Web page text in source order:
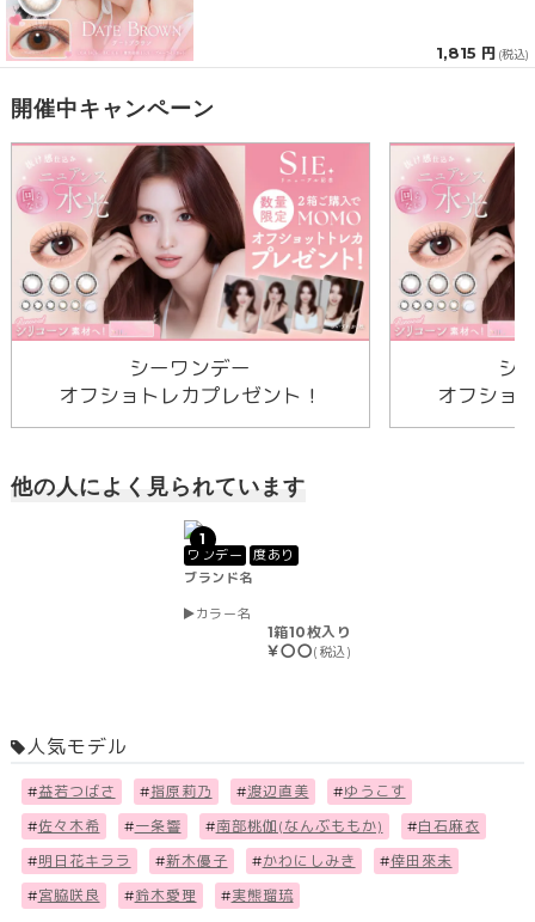
1,815 円 (税込)
開催中キャンペーン
シーワンデー
オフショトレカプレゼント！
シ
オフショ
他の人によく見られています
1
ワンデー
度あり
ブランド名
カラー名
1箱10枚入り
￥〇〇(税込)
人気モデル
#益若つばさ #指原莉乃 #渡辺直美 #ゆうこす
#佐々木希 #一条響 #南部桃伽(なんぶももか) #白石麻衣
#明日花キララ #新木優子 #かわにしみき #倖田來未
#宮脇咲良 #鈴木愛理 #実熊瑠琉